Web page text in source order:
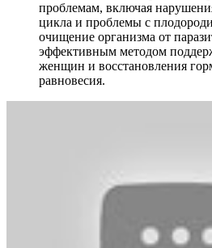
проблемам, включая
цикла и проблемы с
очищение организма от
эффективным методом
женщин и восстановления
равновесия.